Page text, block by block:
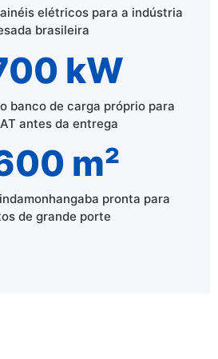
elétricos para a indústria
brasileira
kW
banco de carga próprio para
antes da entrega
m²
pronta para
de grande porte